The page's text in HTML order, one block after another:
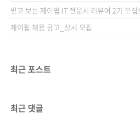
믿고 보는 제이펍 IT 전문서 리뷰어 2기 모집!
제이펍 채용 공고_상시 모집
최근 포스트
최근 댓글